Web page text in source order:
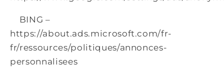
BING –
https://about.ads.microsoft.com/fr-
fr/ressources/politiques/annonces-
personnalisees